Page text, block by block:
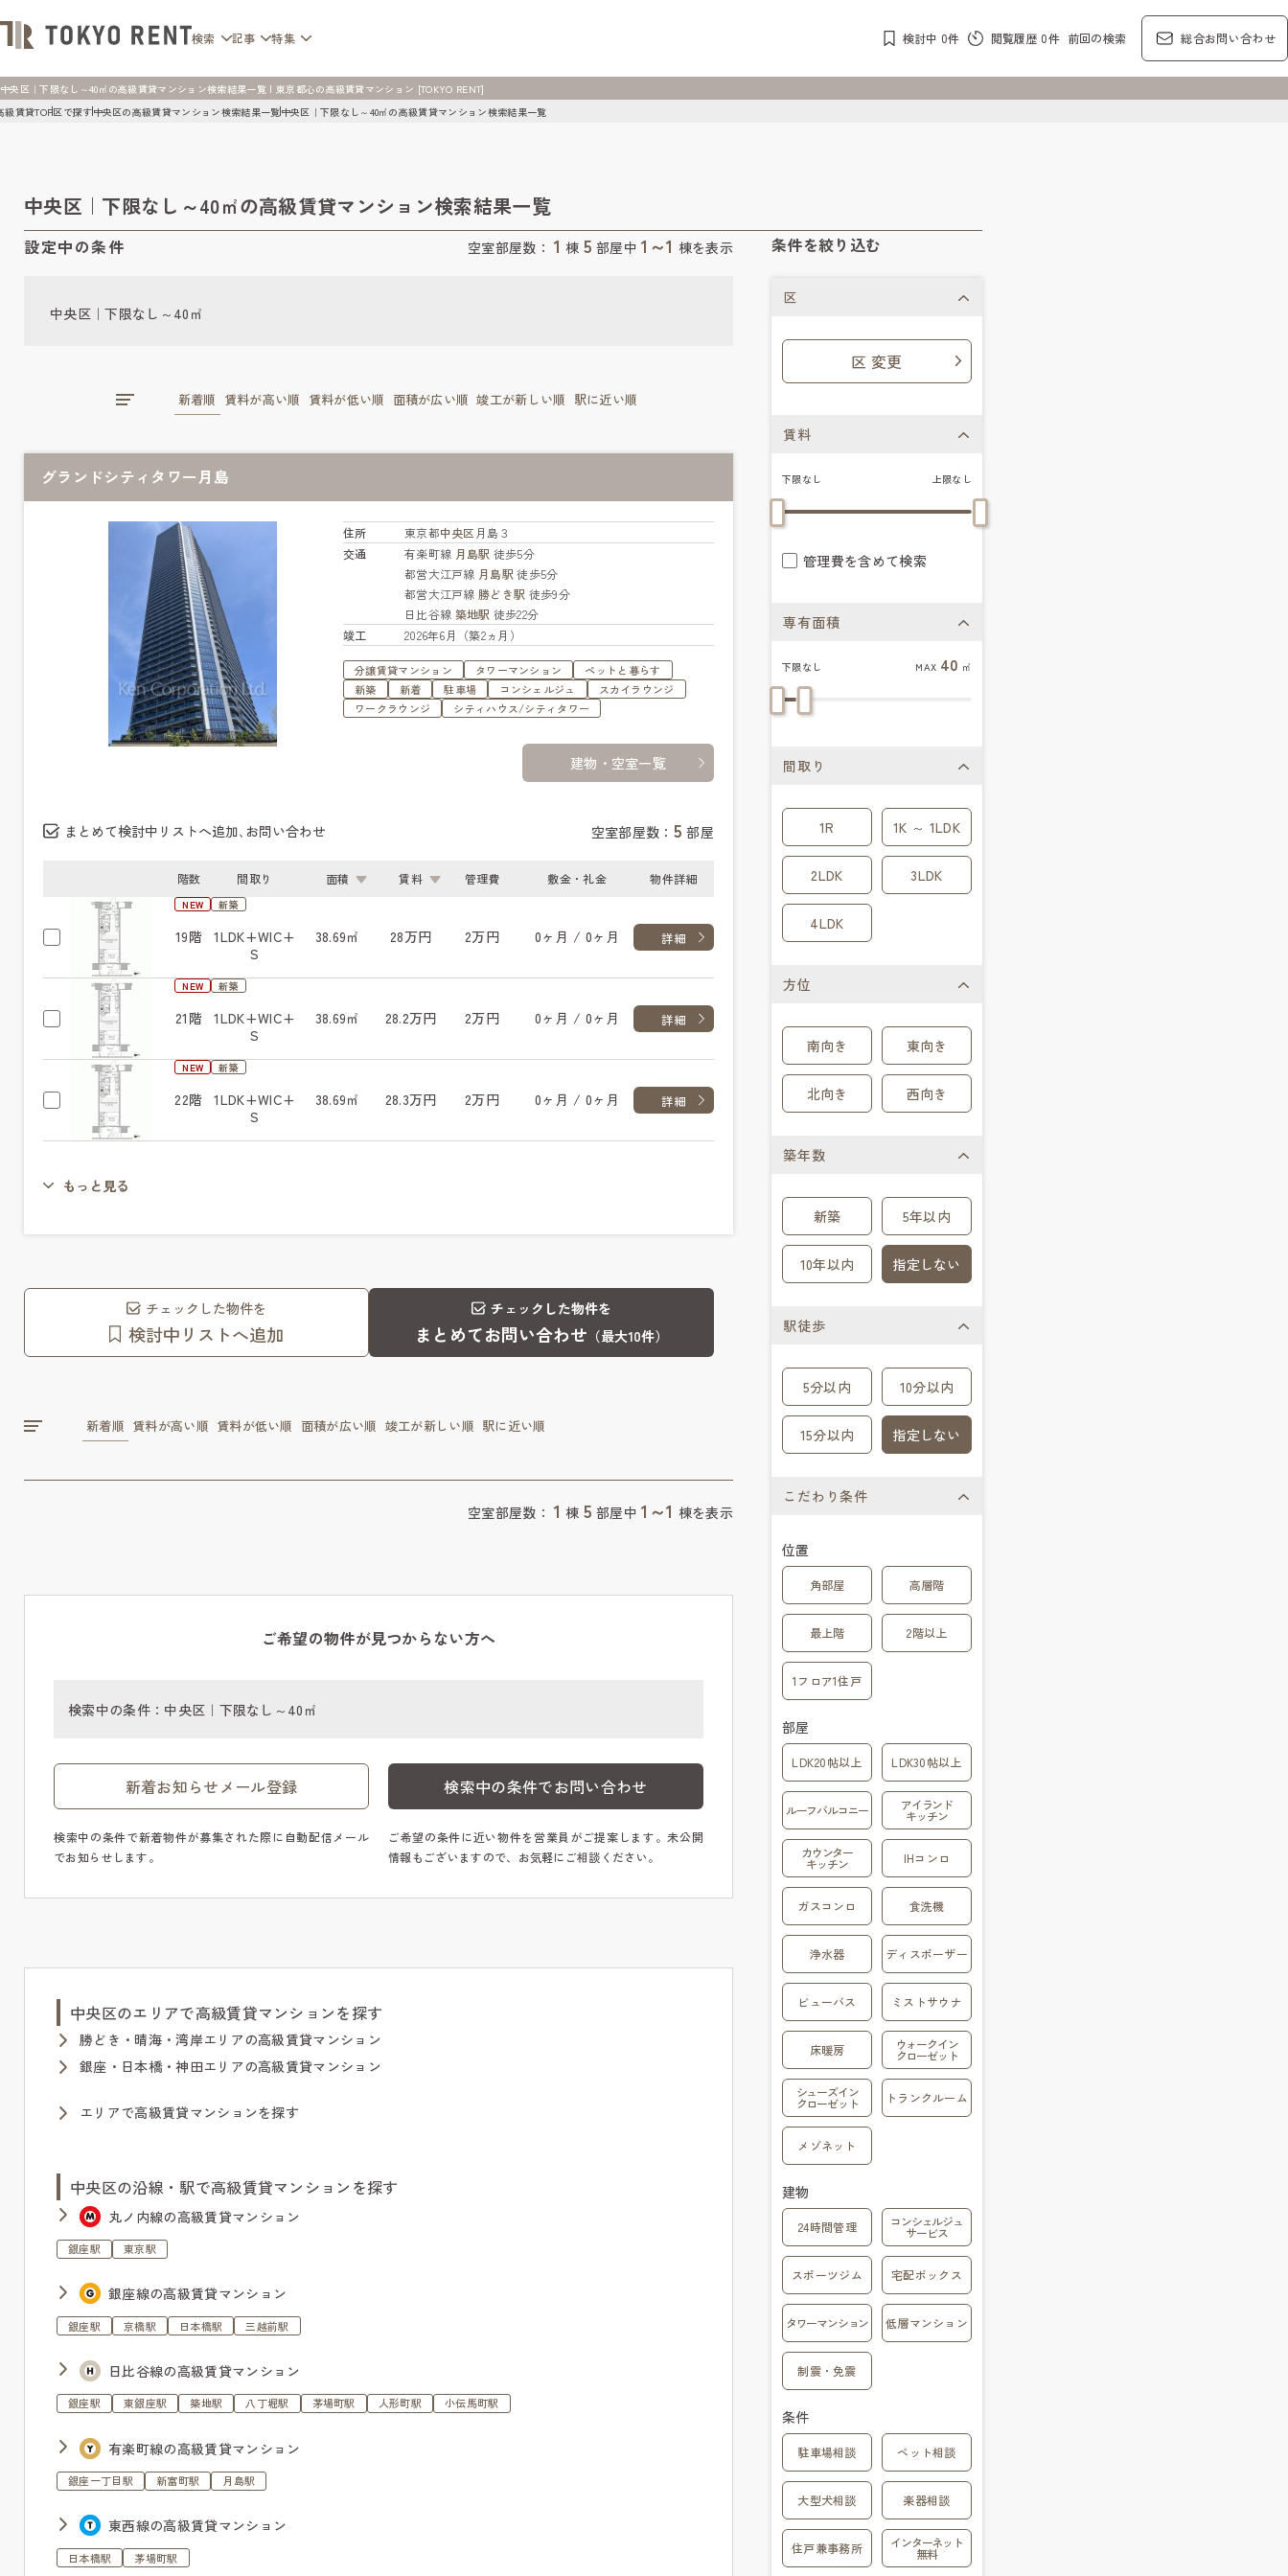
検索 記事 特集 検討中 0件 閲覧履歴 0件 前回の検索 総合お問い合わせ
中央区｜下限なし～40㎡の高級賃貸マンション検索結果一覧 | 東京都心の高級賃貸マンション [TOKYO RENT]
級賃貸TOP区で探す中央区の高級賃貸マンション検索結果一覧中央区｜下限なし～40㎡の高級賃貸マンション検索結果一覧
中央区｜下限なし～40㎡の高級賃貸マンション検索結果一覧
設定中の条件 空室部屋数：1 棟 5 部屋中1～1 棟を表示
中央区｜下限なし～40㎡
新着順 賃料が高い順 賃料が低い順 面積が広い順 竣工が新しい順 駅に近い順
グランドシティタワー月島
住所 東京都中央区 月島３
交通
有楽町線 月島駅 徒歩5分
都営大江戸線 月島駅 徒歩5分
都営大江戸線勝どき駅 徒歩9分
日比谷線 築地駅 徒歩22分
竣工
2026年6月（築2ヵ月）
分譲賃貸マンション タワーマンション
ペットと暮らす
新築
新着 駐車場 コンシェルジュ
スカイラウンジ
ワークラウンジ
シティハウス/シティタワー
建物・空室一覧
まとめて検討中リストへ追加､お問い合わせ 空室部屋数： 5 部屋
階数 間取り 面積 賃料 管理費 敷金・礼金 物件詳細
NEW 新築
詳細
19階
1LDK+WIC+
S
38.69㎡ 28万円 2万円 0ヶ月 / 0ヶ月
NEW 新築
詳細
21階
1LDK+WIC+
S
38.69㎡ 28.2万円 2万円 0ヶ月 / 0ヶ月
NEW 新築
詳細
22階
1LDK+WIC+
S
38.69㎡ 28.3万円 2万円 0ヶ月 / 0ヶ月
もっと見る
チェックした物件を
検討中リストへ追加
チェックした物件を
まとめてお問い合わせ （最大10件）
新着順 賃料が高い順 賃料が低い順 面積が広い順 竣工が新しい順 駅に近い順
空室部屋数：1 棟 5 部屋中1～1 棟を表示
ご希望の物件が見つからない方へ
検索中の条件： 中央区｜下限なし～40㎡
新着お知らせメール登録
検索中の条件で新着物件が募集された際に自動配信メール
でお知らせします。
検索中の条件でお問い合わせ
ご希望の条件に近い物件を営業員がご提案します。未公開
情報もございますので、お気軽にご相談ください。
中央区のエリアで高級賃貸マンションを探す
勝どき・晴海・湾岸エリアの高級賃貸マンション
銀座・日本橋・神田エリアの高級賃貸マンション
エリアで高級賃貸マンションを探す
中央区の沿線・駅で高級賃貸マンションを探す
丸ノ内線の高級賃貸マンション
銀座駅 東京駅
銀座線の高級賃貸マンション
銀座駅 京橋駅 日本橋駅 三越前駅
日比谷線の高級賃貸マンション
銀座駅 東銀座駅 築地駅 八丁堀駅 茅場町駅 人形町駅 小伝馬町駅
有楽町線の高級賃貸マンション
銀座一丁目駅 新富町駅 月島駅
東西線の高級賃貸マンション
日本橋駅 茅場町駅
条件を絞り込む
区
区 変更
賃料
下限なし 上限なし
管理費を含めて検索
専有面積
下限なし MAX 40 ㎡
間取り
1R 1K ～ 1LDK
2LDK 3LDK
4LDK
方位
南向き 東向き
北向き 西向き
築年数
新築 5年以内
10年以内 指定しない
駅徒歩
5分以内 10分以内
15分以内 指定しない
こだわり条件
位置
角部屋 高層階
最上階 2階以上
1フロア1住戸
部屋
LDK20帖以上 LDK30帖以上
ルーフバルコニー アイランド
キッチン
カウンター
キッチン IHコンロ
ガスコンロ 食洗機
浄水器 ディスポーザー
ビューバス ミストサウナ
床暖房 ウォークイン
クローゼット
シューズイン
クローゼット トランクルーム
メゾネット
建物
24時間管理 コンシェルジュ
サービス
スポーツジム 宅配ボックス
タワーマンション 低層マンション
制震・免震
条件
駐車場相談 ペット相談
大型犬相談 楽器相談
住戸兼事務所 インターネット
無料